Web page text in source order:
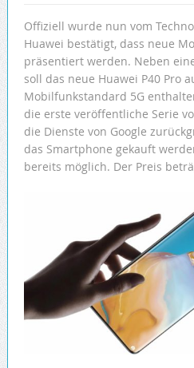
Offiziell wurde nun vom
Huawei bestätigt, dass neue
präsentiert werden. Neben
soll das neue Huawei P40 Pro
Mobilfunkstandard 5G
die erste veröffentliche Serie
die Dienste von Google
das Smartphone gekauft
bereits möglich. Der Preis